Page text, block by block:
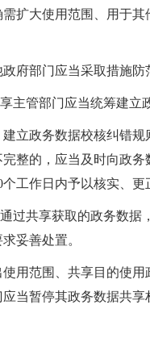
扩大使用范围、用于
府部门应当采取措施
主管部门应当统筹建立
立政务数据校核纠错
整的，应当及时向政
工作日内予以核实、
过共享获取的政务数据
妥善处置。
用范围、共享目的使
当暂停其政务数据共